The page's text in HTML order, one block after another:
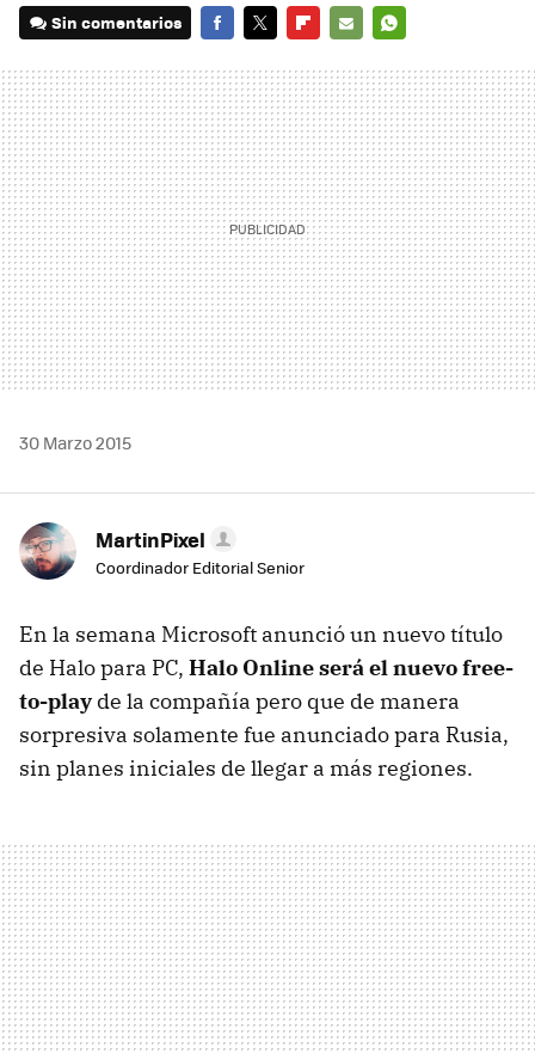
Sin comentarios
MAIL
30 Marzo 2015
MartinPixel
Coordinador Editorial Senior
En la semana Microsoft anunció un nuevo título
de Halo para PC, Halo Online será el nuevo free-
to-playde la compañía pero que de manera
sorpresiva solamente fue anunciado para Rusia,
sin planes iniciales de llegar a más regiones.